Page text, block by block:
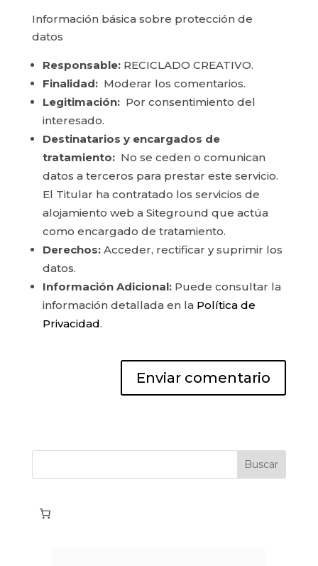
Información básica sobre protección de
datos
Responsable:RECICLADO CREATIVO.
Finalidad:Moderar los comentarios.
Legitimación:Por consentimiento del
interesado.
Destinatarios y encargados de
tratamiento:No se ceden o comunican
datos a terceros para prestar este servicio.
El Titular ha contratado los servicios de
alojamiento web a Siteground que actúa
como encargado de tratamiento.
Derechos:Acceder, rectificar y suprimir los
datos.
Información Adicional:Puede consultar la
información detallada en la Política de
Privacidad.